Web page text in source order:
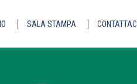
SALA STAMPA CONTATTACI